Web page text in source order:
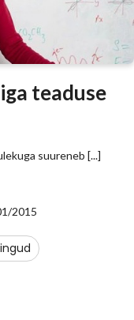
teaduse
suureneb [...]
2015